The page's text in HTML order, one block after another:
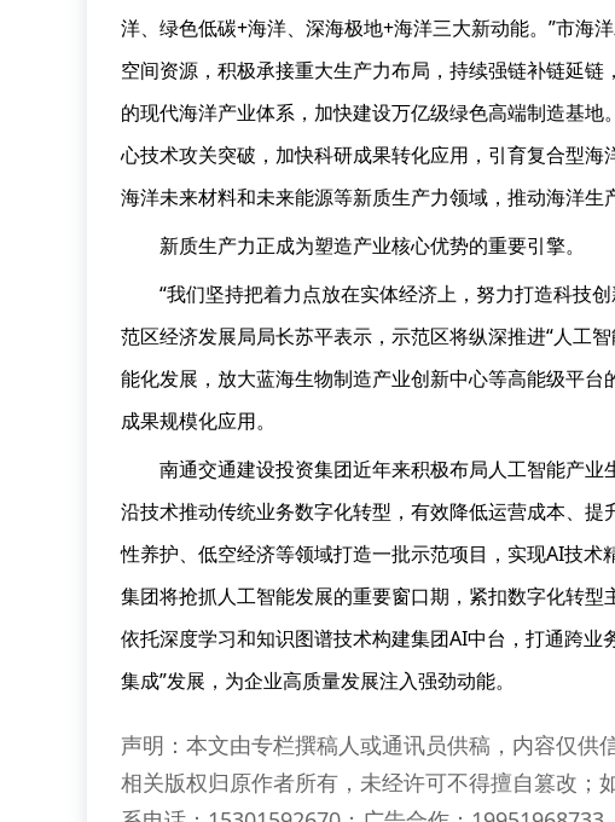
洋、绿色低碳+海洋、深海极地+海洋三大新动能。”市海
空间资源，积极承接重大生产力布局，持续强链补链延
的现代海洋产业体系，加快建设万亿级绿色高端制造基
心技术攻关突破，加快科研成果转化应用，引育复合型海
海洋未来材料和未来能源等新质生产力领域，推动海洋生
新质生产力正成为塑造产业核心优势的重要引擎。
“我们坚持把着力点放在实体经济上，努力打造科技
范区经济发展局局长苏平表示，示范区将纵深推进“人工
能化发展，放大蓝海生物制造产业创新中心等高能级平
成果规模化应用。
南通交通建设投资集团近年来积极布局人工智能产
沿技术推动传统业务数字化转型，有效降低运营成本、
性养护、低空经济等领域打造一批示范项目，实现AI技术
集团将抢抓人工智能发展的重要窗口期，紧扣数字化转型
依托深度学习和知识图谱技术构建集团AI中台，打通跨业
集成”发展，为企业高质量发展注入强劲动能。
声明：本文由专栏撰稿人或通讯员供稿，内容仅供
相关版权归原作者所有，未经许可不得擅自篡改；